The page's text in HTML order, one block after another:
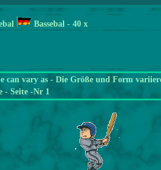
Bassebal - 40 x
can vary as - Die Größe und Form
- Seite -Nr 1